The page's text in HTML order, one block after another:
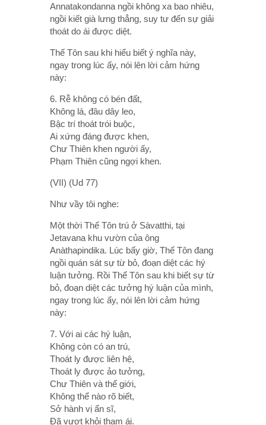
Annatakondanna ngồi không xa bao nhiêu,
ngồi kiết già lưng thẳng, suy tư đến sự giải
thoát do ái được diệt.
Thế Tôn sau khi hiểu biết ý nghĩa này,
ngay trong lúc ấy, nói lên lời cảm hứng
này:
6. Rễ không có bén đất,
Không lá, đâu dây leo,
Bậc trí thoát trói buộc,
Ai xứng đáng được khen,
Chư Thiên khen người ấy,
Phạm Thiên cũng ngợi khen.
(VII) (Ud 77)
Như vầy tôi nghe:
Một thời Thế Tôn trú ở Sàvatthi, tại
Jetavana khu vườn của ông
Anàthapindika. Lúc bấy giờ, Thế Tôn đang
ngồi quán sát sự từ bỏ, đoạn diệt các hý
luận tưởng. Rồi Thế Tôn sau khi biết sự từ
bỏ, đoạn diệt các tưởng hý luận của mình,
ngay trong lúc ấy, nói lên lời cảm hứng
này:
7. Với ai các hý luận,
Không còn có an trú,
Thoát ly được liên hệ,
Thoát ly được ảo tưởng,
Chư Thiên và thế giới,
Không thể nào rõ biết,
Sở hành vị ẩn sĩ,
Ðã vượt khỏi tham ái.